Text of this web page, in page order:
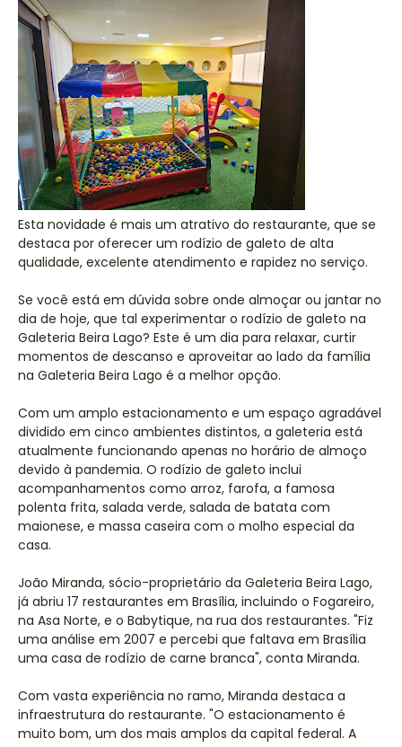
Esta novidade é mais um atrativo do restaurante, que se
destaca por oferecer um rodízio de galeto de alta
qualidade, excelente atendimento e rapidez no serviço.
Se você está em dúvida sobre onde almoçar ou jantar no
dia de hoje, que tal experimentar o rodízio de galeto na
Galeteria Beira Lago? Este é um dia para relaxar, curtir
momentos de descanso e aproveitar ao lado da família
na Galeteria Beira Lago é a melhor opção.
Com um amplo estacionamento e um espaço agradável
dividido em cinco ambientes distintos, a galeteria está
atualmente funcionando apenas no horário de almoço
devido à pandemia. O rodízio de galeto inclui
acompanhamentos como arroz, farofa, a famosa
polenta frita, salada verde, salada de batata com
maionese, e massa caseira com o molho especial da
casa.
João Miranda, sócio-proprietário da Galeteria Beira Lago,
já abriu 17 restaurantes em Brasília, incluindo o Fogareiro,
na Asa Norte, e o Babytique, na rua dos restaurantes. "Fiz
uma análise em 2007 e percebi que faltava em Brasília
uma casa de rodízio de carne branca", conta Miranda.
Com vasta experiência no ramo, Miranda destaca a
infraestrutura do restaurante. "O estacionamento é
muito bom, um dos mais amplos da capital federal. A